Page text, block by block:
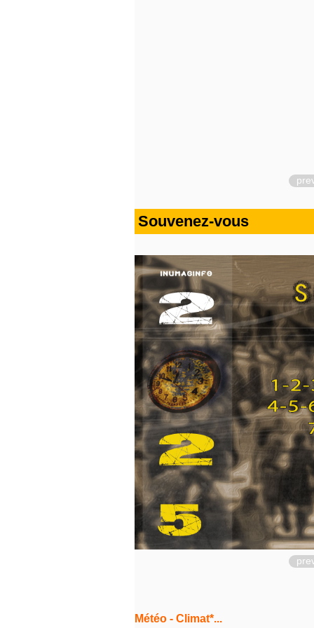
Souvenez-vous
Météo - Climat*...